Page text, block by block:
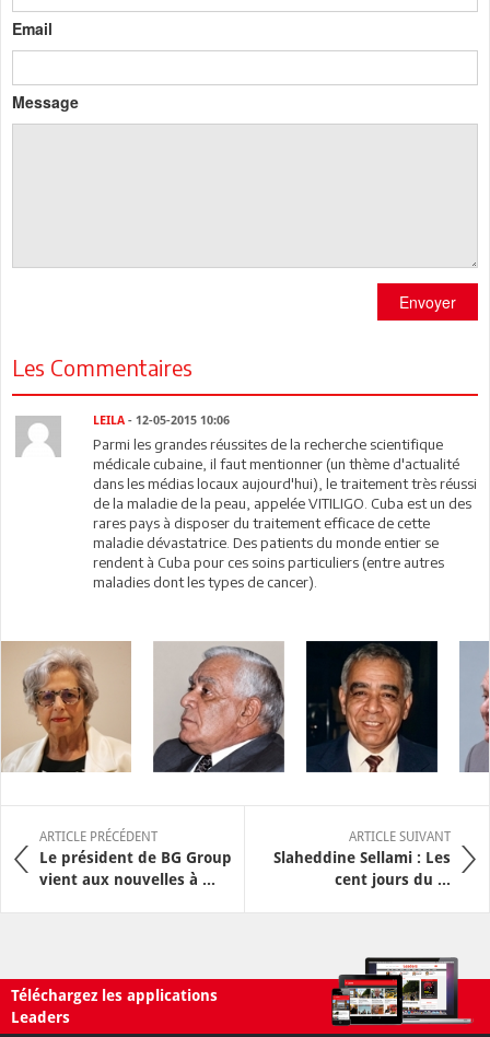
Email
Message
Envoyer
Les Commentaires
LEILA - 12-05-2015 10:06
Parmi les grandes réussites de la recherche scientifique
médicale cubaine, il faut mentionner (un thème d'actualité
dans les médias locaux aujourd'hui), le traitement très réussi
de la maladie de la peau, appelée VITILIGO. Cuba est un des
rares pays à disposer du traitement efficace de cette
maladie dévastatrice. Des patients du monde entier se
rendent à Cuba pour ces soins particuliers (entre autres
maladies dont les types de cancer).
ARTICLE PRÉCÉDENT
Le président de BG Group
vient aux nouvelles à ...
ARTICLE SUIVANT
Slaheddine Sellami : Les
cent jours du ...
Téléchargez les applications
Leaders